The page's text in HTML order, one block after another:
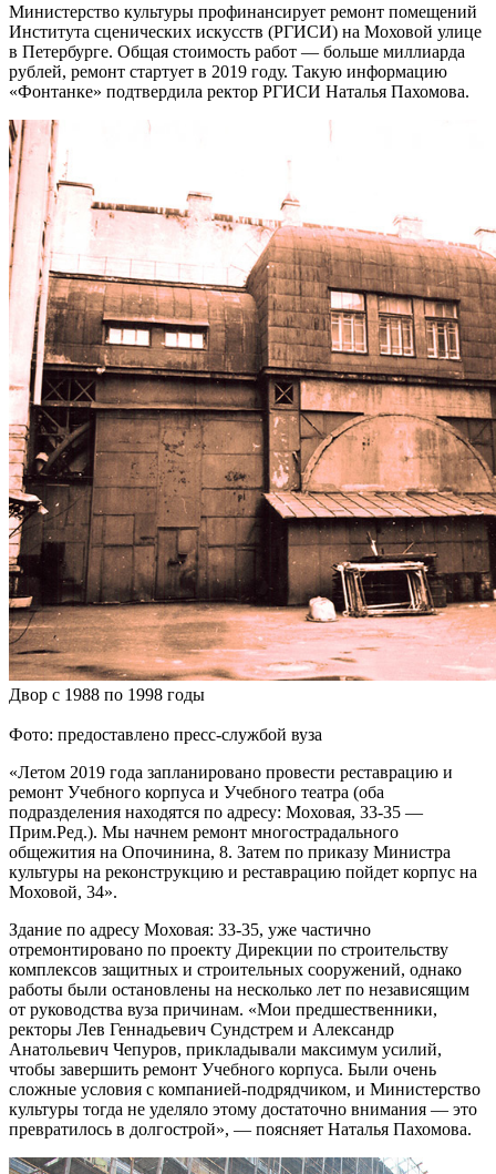
Министерство культуры профинансирует ремонт помещений
Института сценических искусств (РГИСИ) на Моховой улице
в Петербурге. Общая стоимость работ — больше миллиарда
рублей, ремонт стартует в 2019 году. Такую информацию
«Фонтанке» подтвердила ректор РГИСИ Наталья Пахомова.
Двор с 1988 по 1998 годы
Фото: предоставлено пресс-службой вуза
«Летом 2019 года запланировано провести реставрацию и
ремонт Учебного корпуса и Учебного театра (оба
подразделения находятся по адресу: Моховая, 33-35 —
Прим.Ред.). Мы начнем ремонт многострадального
общежития на Опочинина, 8. Затем по приказу Министра
культуры на реконструкцию и реставрацию пойдет корпус на
Моховой, 34».
Здание по адресу Моховая: 33-35, уже частично
отремонтировано по проекту Дирекции по строительству
комплексов защитных и строительных сооружений, однако
работы были остановлены на несколько лет по независящим
от руководства вуза причинам. «Мои предшественники,
ректоры Лев Геннадьевич Сундстрем и Александр
Анатольевич Чепуров, прикладывали максимум усилий,
чтобы завершить ремонт Учебного корпуса. Были очень
сложные условия с компанией-подрядчиком, и Министерство
культуры тогда не уделяло этому достаточно внимания — это
превратилось в долгострой», — поясняет Наталья Пахомова.